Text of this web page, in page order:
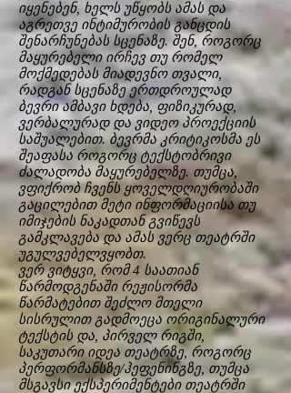
იყენებენ, ხელს უწყობს ამას და
აგრეთვე ინტიმურობის განცდის
შენარჩუნებას სცენაზე. შენ, როგორც
მაყურებელი ირჩევ თუ რომელ
მოქმედებას მიადევნო თვალი,
რადგან სცენაზე ერთდროულად
ბევრი ამბავი ხდება, ფიზიკურად,
ვერბალურად და ვიდეო პროექციის
საშუალებით. ბევრმა კრიტიკოსმა ეს
შეაფასა როგორც ტექსტობრივი
ძალადობა მაყურებელზე. თუმცა,
ვფიქრობ ჩვენს ყოველდღიურობაში
გაცილებით მეტი ინფორმაციისა თუ
იმიჯების ნაკადთან გვიწევს
გამკლავება და ამას ვერც თეატრში
უგულვებელვყობთ.
ვერ ვიტყვი, რომ 4 საათიან
წარმოდგენაში რეჟისორმა
წარმატებით შეძლო მთელი
სისრულით გადმოეცა ორიგინალური
ტექსტის და, პირველ რიგში,
საკუთარი იდეა თეატრზე, როგორც
პერფორმანსზე/ჰეფენინგზე, თუმცა
მსგავსი ექსპერიმენტები თეატრში